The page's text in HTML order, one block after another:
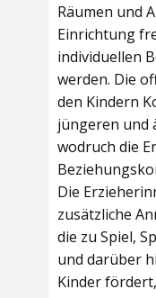
Räumen und
Einrichtung
individuellen
werden. Die
den Kindern
jüngeren und
wodruch die
Die
zusätzliche
die zu Spiel,
und darüber
Kinder